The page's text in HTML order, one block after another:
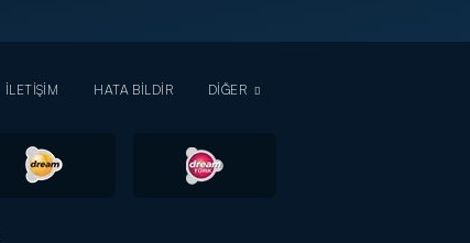
İLETİŞİM HATA BİLDİR DİĞER